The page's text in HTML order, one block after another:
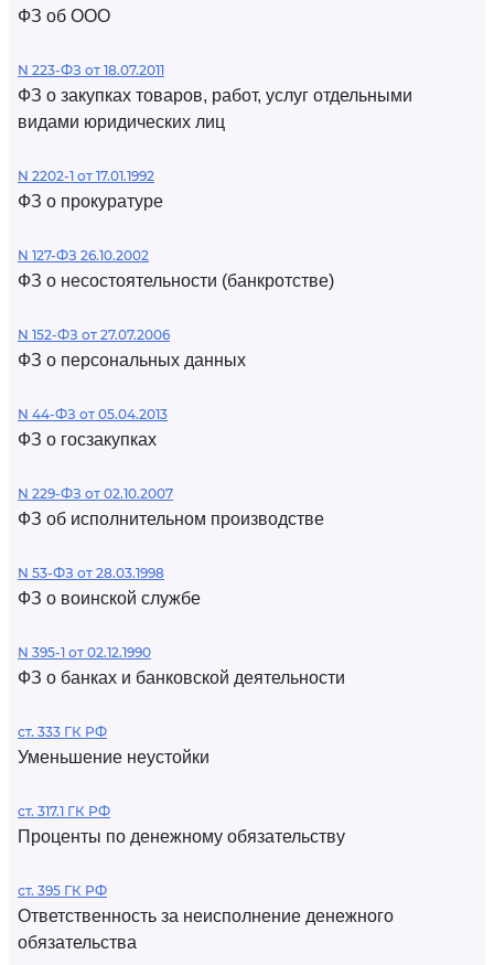
ФЗ об ООО
N 223-ФЗ от 18.07.2011
ФЗ о закупках товаров, работ, услуг отдельными
видами юридических лиц
N 2202-1 от 17.01.1992
ФЗ о прокуратуре
N 127-ФЗ 26.10.2002
ФЗ о несостоятельности (банкротстве)
N 152-ФЗ от 27.07.2006
ФЗ о персональных данных
N 44-ФЗ от 05.04.2013
ФЗ о госзакупках
N 229-ФЗ от 02.10.2007
ФЗ об исполнительном производстве
N 53-ФЗ от 28.03.1998
ФЗ о воинской службе
N 395-1 от 02.12.1990
ФЗ о банках и банковской деятельности
ст. 333 ГК РФ
Уменьшение неустойки
ст. 317.1 ГК РФ
Проценты по денежному обязательству
ст. 395 ГК РФ
Ответственность за неисполнение денежного
обязательства